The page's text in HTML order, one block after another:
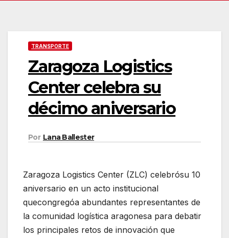
TRANSPORTE
Zaragoza Logistics
Center celebra su
décimo aniversario
Por Lana Ballester
Zaragoza Logistics Center (ZLC) celebrósu 10
aniversario en un acto institucional
quecongregóa abundantes representantes de
la comunidad logística aragonesa para debatir
los principales retos de innovación que